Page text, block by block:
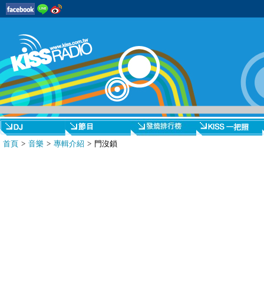
首頁 > 音樂 > 專輯介紹 > 門沒鎖